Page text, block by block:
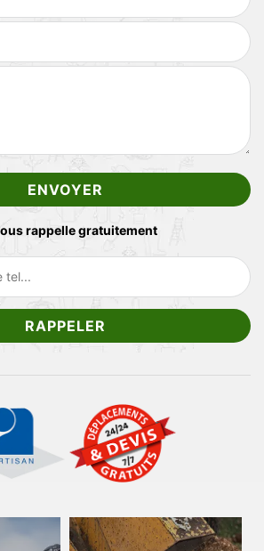
rappelle gratuitement